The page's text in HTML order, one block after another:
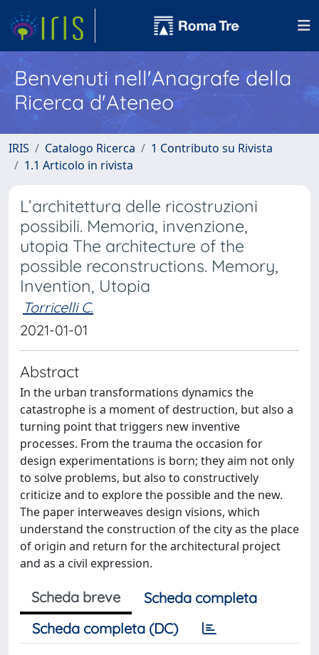
Benvenuti nell'Anagrafe della
Ricerca d'Ateneo
IRIS Catalogo Ricerca
1 Contributo su Rivista
1.1 Articolo in rivista
L’architettura delle ricostruzioni
possibili. Memoria, invenzione,
utopia The architecture of the
possible reconstructions. Memory,
Invention, Utopia
Torricelli C.
2021-01-01
Abstract
In the urban transformations dynamics the
catastrophe is a moment of destruction, but also a
turning point that triggers new inventive
processes. From the trauma the occasion for
design experimentations is born; they aim not only
to solve problems, but also to constructively
criticize and to explore the possible and the new.
The paper interweaves design visions, which
understand the construction of the city as the place
of origin and return for the architectural project
and as a civil expression.
Scheda breve
Scheda completa
Scheda completa (DC)